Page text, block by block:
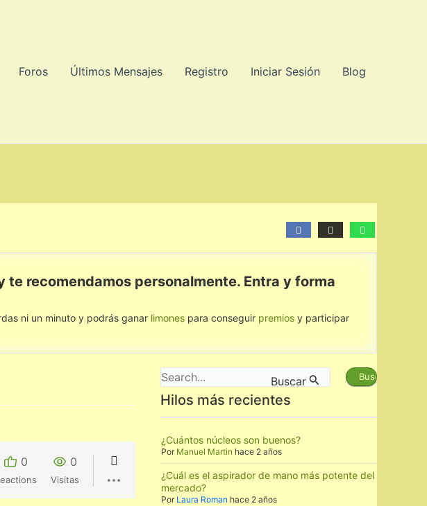
Foros
Últimos Mensajes Registro Iniciar Sesión Blog
recomendamos personalmente. Entra y forma
ni un minuto y podrás ganar limones para conseguir premios y participar
0 0
Visitas
Buscar
por:
Buscar
Hilos más recientes
¿Cuántos núcleos son buenos?
Por Manuel Martin hace 2 años
¿Cuál es el aspirador de mano más potente del
mercado?
Por Laura Roman hace 2 años